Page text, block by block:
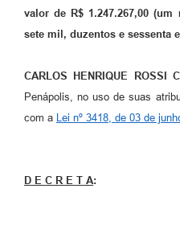
valor de R$ 1.247.267,00
sete mil, duzentos e sessenta
CARLOS HENRIQUE ROSSI
Penápolis, no uso de suas
com a Lei nº 3418, de 03 de
D E C R E T A: